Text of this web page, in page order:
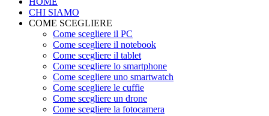
CHI SIAMO
COME SCEGLIERE
Come scegliere il PC
Come scegliere il notebook
Come scegliere il tablet
Come scegliere lo smartphone
Come scegliere uno smartwatch
Come scegliere le cuffie
Come scegliere un drone
Come scegliere la fotocamera